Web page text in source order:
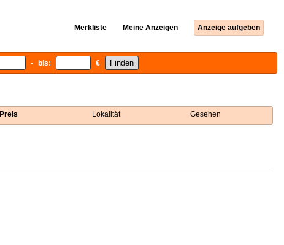
Merkliste Meine Anzeigen Anzeige aufgeben
- bis: €
Preis Lokalität Gesehen